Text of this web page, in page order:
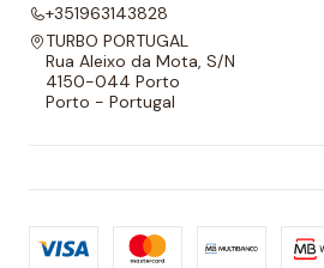
+351963143828
TURBO PORTUGAL
Rua Aleixo da Mota, S/N
4150-044 Porto
Porto - Portugal